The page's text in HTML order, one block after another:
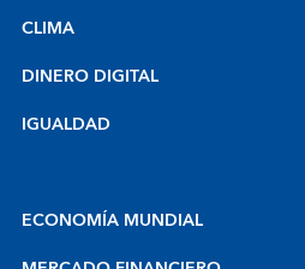
CLIMA
DINERO DIGITAL
IGUALDAD
ECONOMÍA MUNDIAL